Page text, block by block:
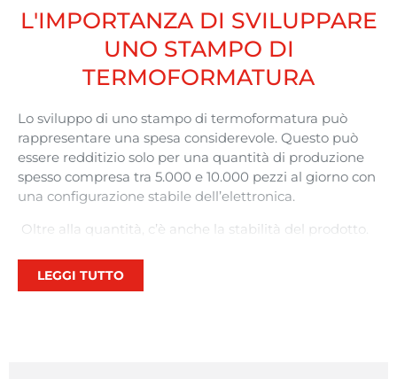
L'IMPORTANZA DI SVILUPPARE
UNO STAMPO DI
TERMOFORMATURA
Lo sviluppo di uno stampo di termoformatura può
rappresentare una spesa considerevole. Questo può
essere redditizio solo per una quantità di produzione
spesso compresa tra 5.000 e 10.000 pezzi al giorno con
una configurazione stabile dell’elettronica.
Oltre alla quantità, c’è anche la stabilità del prodotto.
lotti da 1.000. Tra il secondo e il terzo ciclo di
LEGGI TUTTO